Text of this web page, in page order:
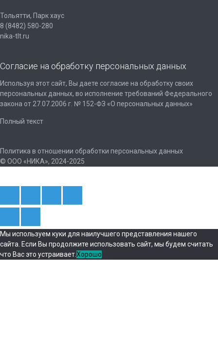
Тольятти, Парк хаус
8 (8482) 580-280
nika-tlt.ru
Согласие на обработку персональных данных
Используя этот сайт, Вы даете согласие на обработку своих
персональных данных, во исполнение требований Федерального
закона от 27.07.2006 г. № 152-ФЗ «О персональных данных»
Полный текст
Политика в отношении обработки персональных данных
© ООО «НИКА», 2024-2025
Мы используем куки для наилучшего представления нашего
сайта. Если Вы продолжите использовать сайт, мы будем считать
что Вас это устраивает.Хорошо